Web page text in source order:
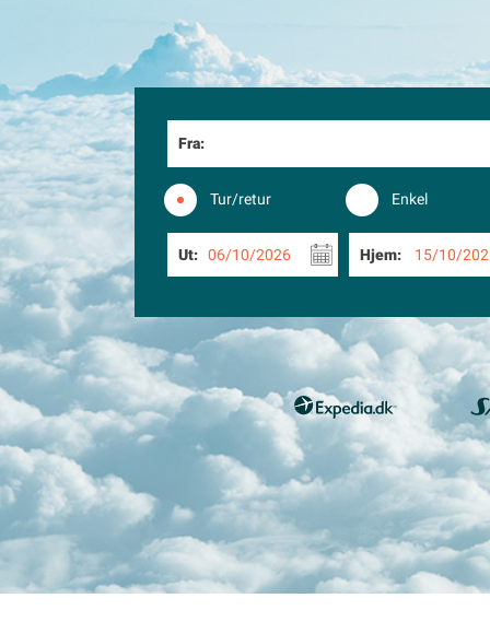
Fra:
Tur/retur Enkel
Ut: 06/10/2026 Hjem: 15/10/